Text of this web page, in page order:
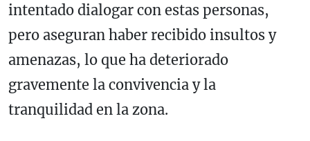
intentado dialogar con estas personas,
pero aseguran haber recibido insultos y
amenazas, lo que ha deteriorado
gravemente la convivencia y la
tranquilidad en la zona.